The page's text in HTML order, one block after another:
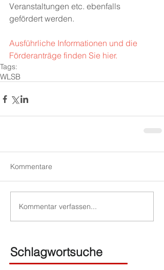
Veranstaltungen etc. ebenfalls
gefördert werden.
Ausführliche Informationen und die
Förderanträge finden Sie hier.
Tags:
WLSB
Kommentare
Kommentar verfassen...
Schlagwortsuche